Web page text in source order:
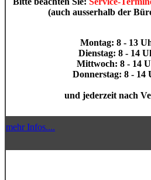
(auch ausserhalb der
Montag: 8 - 13
Dienstag: 8 - 14
Mittwoch: 8 - 14
Donnerstag: 8 - 14
und jederzeit nach
mehr Infos....